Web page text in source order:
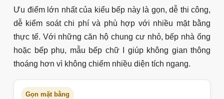
Ưu điểm lớn nhất của kiểu bếp này là gọn, dễ thi công,
dễ kiểm soát chi phí và phù hợp với nhiều mặt bằng
thực tế. Với những căn hộ chung cư nhỏ, bếp nhà ống
hoặc bếp phụ, mẫu bếp chữ I giúp không gian thông
thoáng hơn vì không chiếm nhiều diện tích ngang.
Gọn mặt bằng